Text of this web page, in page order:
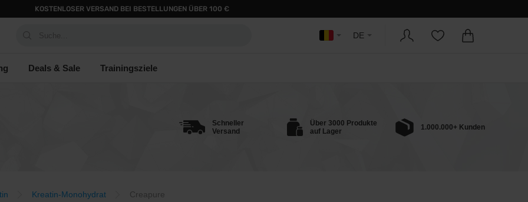
KOSTENLOSER VERSAND BEI BESTELLUNGEN ÜBER 100 €
DE
Deals & Sale Trainingsziele
Schneller
Versand
Über 3000 Produkte
auf Lager
1.000.000+ Kunden
Kreatin-Monohydrat Creapure